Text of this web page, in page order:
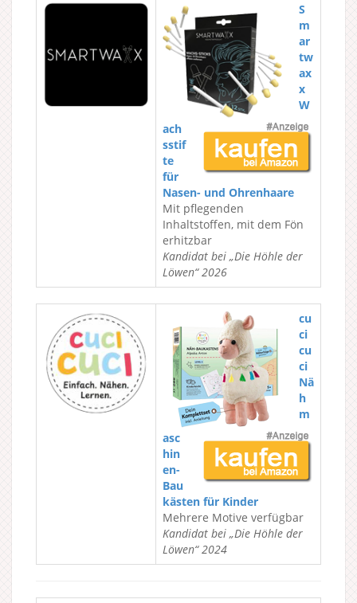
S
m
ar
tw
ax
x
W
ach
sstif
te
für
Nasen- und Ohrenhaare
Mit pflegenden
Inhaltstoffen, mit dem Fön
erhitzbar
Kandidat bei „Die Höhle der
Löwen“ 2026
cu
ci
cu
ci
Nä
h
m
asc
hin
en-
Bau
kästen für Kinder
Mehrere Motive verfügbar
Kandidat bei „Die Höhle der
Löwen“ 2024